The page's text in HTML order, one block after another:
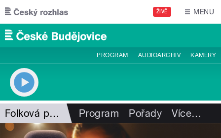
Přejít k hlavnímu obsahu
ŽIVĚ MENU
PROGRAM AUDIOARCHIV KAMERY
Folková pohlazení Program Pořady Více…